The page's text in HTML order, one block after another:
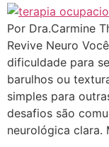
Por Dra.Carmine
Revive Neuro
dificuldade para
barulhos ou
simples para
desafios são
neurológica clara.